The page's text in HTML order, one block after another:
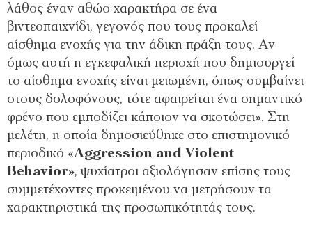
λάθος έναν αθώο χαρακτήρα σε ένα
βιντεοπαιχνίδι, γεγονός που τους προκαλεί
αίσθημα ενοχής για την άδικη πράξη τους. Αν
όμως αυτή η εγκεφαλική περιοχή που δημιουργεί
το αίσθημα ενοχής είναι μειωμένη, όπως συμβαίνει
στους δολοφόνους, τότε αφαιρείται ένα σημαντικό
φρένο που εμποδίζει κάποιον να σκοτώσει». Στη
μελέτη, η οποία δημοσιεύθηκε στο επιστημονικό
περιοδικό «Aggression and Violent
Behavior», ψυχίατροι αξιολόγησαν επίσης τους
συμμετέχοντες προκειμένου να μετρήσουν τα
χαρακτηριστικά της προσωπικότητάς τους.